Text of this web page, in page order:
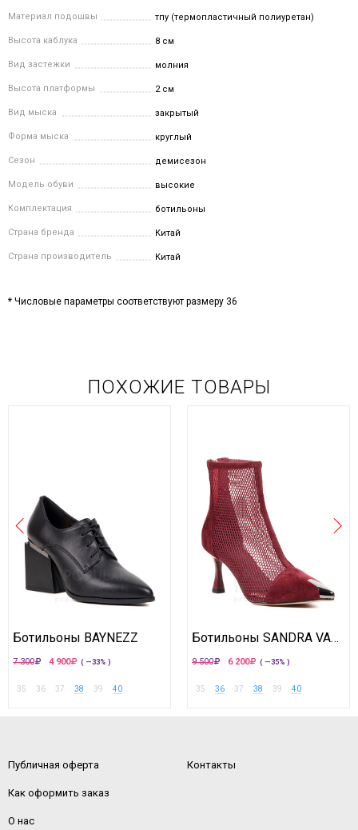
Материал подошвы тпу (термопластичный полиуретан)
Высота каблука 8 см
Вид застежки молния
Высота платформы 2 см
Вид мыска закрытый
Форма мыска круглый
Сезон демисезон
Модель обуви высокие
Комплектация ботильоны
Страна бренда Китай
Страна производитель Китай
* Числовые параметры соответствуют размеру 36
ПОХОЖИЕ ТОВАРЫ
Ботильоны BAYNEZZ
7 300 4 900 ( —33% )
35 36 37 38 39 40
Ботильоны SANDRA VALERI
9 500 6 200 ( —35% )
35 36 37 38 39 40
Публичная оферта
Как оформить заказ
О нас
Контакты